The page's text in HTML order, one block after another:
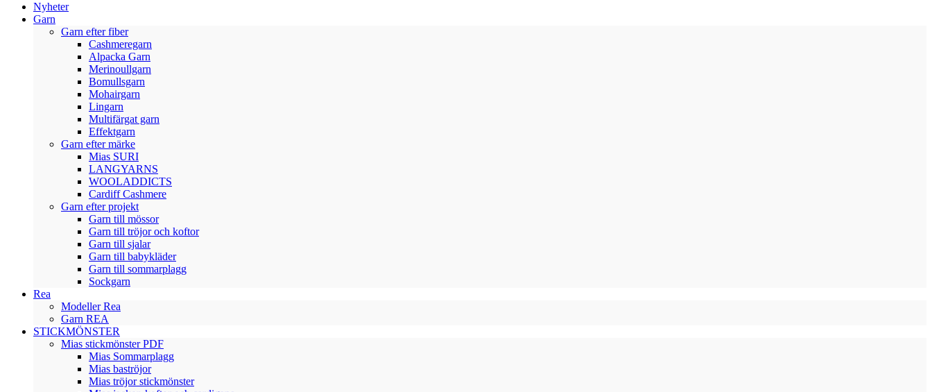
Nyheter
Garn
Garn efter fiber
Cashmeregarn
Alpacka Garn
Merinoullgarn
Bomullsgarn
Mohairgarn
Lingarn
Multifärgat garn
Effektgarn
Garn efter märke
Mias SURI
LANGYARNS
WOOLADDICTS
Cardiff Cashmere
Garn efter projekt
Garn till mössor
Garn till tröjor och koftor
Garn till sjalar
Garn till babykläder
Garn till sommarplagg
Sockgarn
Rea
Modeller Rea
Garn REA
STICKMÖNSTER
Mias stickmönster PDF
Mias Sommarplagg
Mias baströjor
Mias tröjor stickmönster